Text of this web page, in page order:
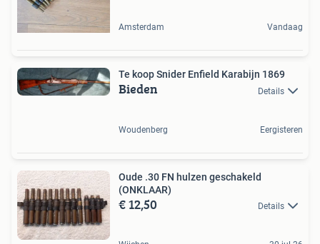
Amsterdam Vandaag
Te koop Snider Enfield Karabijn 1869
Bieden Details
Woudenberg Eergisteren
Oude .30 FN hulzen geschakeld
(ONKLAAR)
€ 12,50 Details